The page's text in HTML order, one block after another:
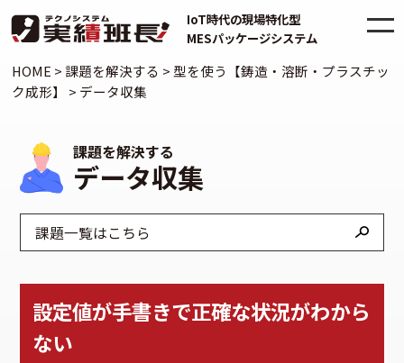
IoT時代の現場特化型
MESパッケージシステム
HOME >課題を解決する > 型を使う【鋳造・溶断・プラスチッ
ク成形】
> データ収集
課題を解決する
データ収集
課題一覧はこちら
設定値が手書きで正確な状況がわから
ない